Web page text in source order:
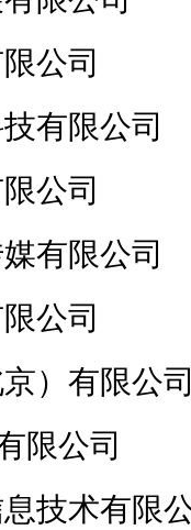
公司
有限公司
公司
有限公司
公司
）有限公
限公司
技术有限